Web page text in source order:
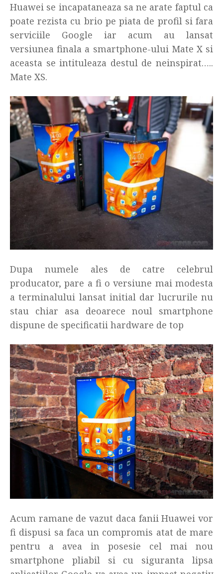
Huawei se incapataneaza sa ne arate faptul ca
poate rezista cu brio pe piata de profil si fara
serviciile Google iar acum au lansat
versiunea finala a smartphone-ului Mate X si
aceasta se intituleaza destul de neinspirat…..
Mate XS.
Dupa numele ales de catre celebrul
producator, pare a fi o versiune mai modesta
a terminalului lansat initial dar lucrurile nu
stau chiar asa deoarece noul smartphone
dispune de specificatii hardware de top
Acum ramane de vazut daca fanii Huawei vor
fi dispusi sa faca un compromis atat de mare
pentru a avea in posesie cel mai nou
smartphone pliabil si cu siguranta lipsa